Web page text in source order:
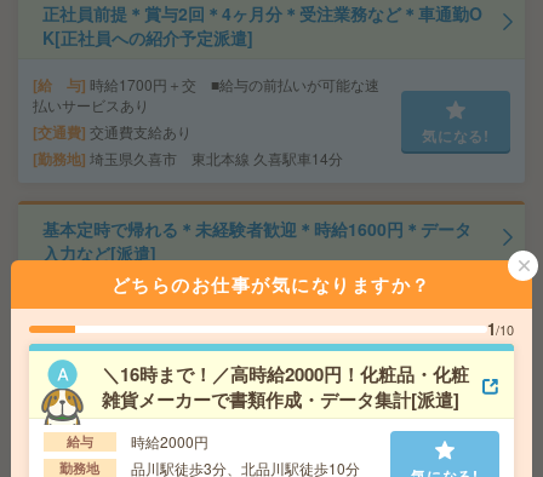
正社員前提＊賞与2回＊4ヶ月分＊受注業務など＊車通勤O
K[正社員への紹介予定派遣]
給 与 時給1700円＋交 ■給与の前払いが可能な速
払いサービスあり
交通費 交通費支給あり
勤務地 埼玉県久喜市 東北本線 久喜駅車14分
気になる!
基本定時で帰れる＊未経験者歓迎＊時給1600円＊データ
入力など[派遣]
時給1600円＋交 ■給与の前払いが可能な速
交通費 交通費支給あり
勤務地
埼玉県春日部市 東武伊勢崎線 北春日部駅徒
歩10分
気になる!
＼週3日程度在宅／時給1950円！補助金申請に関する経理
どちらのお仕事が気になりますか？
1/10
＼16時まで！／高時給2000円！化粧品・化粧
雑貨メーカーで書類作成・データ集計[派遣]
給与 時給2000円
勤務地 品川駅徒歩3分、北品川駅徒歩10分